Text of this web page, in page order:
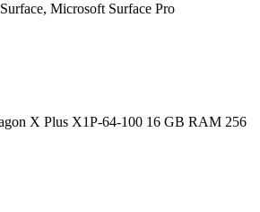
Microsoft Surface Pro
X Plus X1P-64-100 16 GB RAM 256